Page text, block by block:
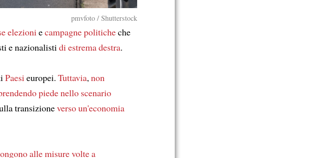
pmvfoto / Shutterstock
elezioni ecampagne politicheche
e nazionalisti di estrema destra.
Paesi europei. Tuttavia, non
piedenello scenario
transizioneverso un'economia
alle misurevolte a